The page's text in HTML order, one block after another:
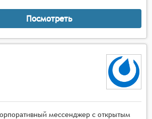
Посмотреть
мессенджер с открытым